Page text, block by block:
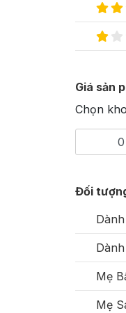
Giá sản
Chọn
Đối
Mẹ
Mẹ